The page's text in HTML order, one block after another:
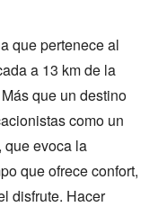
que pertenece al
a 13 km de la
que un destino
como un
que evoca la
que ofrece confort,
disfrute. Hacer